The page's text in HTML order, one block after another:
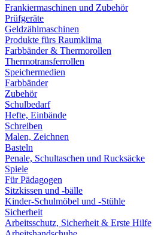
Frankiermaschinen und Zubehör
Prüfgeräte
Geldzählmaschinen
Produkte fürs Raumklima
Farbbänder & Thermorollen
Thermotransferrollen
Speichermedien
Farbbänder
Zubehör
Schulbedarf
Hefte, Einbände
Schreiben
Malen, Zeichnen
Basteln
Penale, Schultaschen und Rucksäcke
Spiele
Für Pädagogen
Sitzkissen und -bälle
Kinder-Schulmöbel und -Stühle
Sicherheit
Arbeitsschutz, Sicherheit & Erste Hilfe